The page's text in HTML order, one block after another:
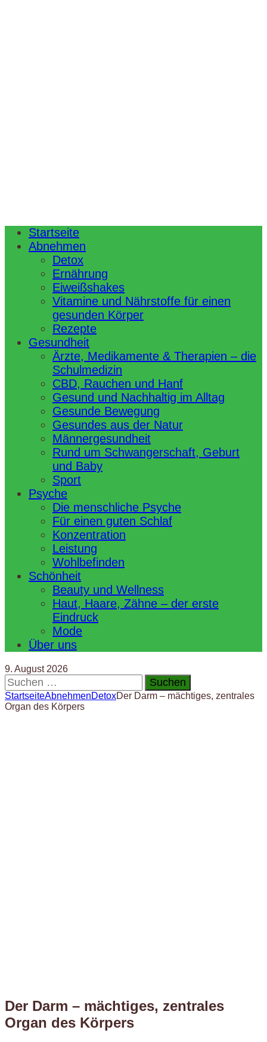
Startseite
Abnehmen
Detox
Ernährung
Eiweißshakes
Vitamine und Nährstoffe für einen
gesunden Körper
Rezepte
Gesundheit
Ärzte, Medikamente & Therapien – die
Schulmedizin
CBD, Rauchen und Hanf
Gesund und Nachhaltig im Alltag
Gesunde Bewegung
Gesundes aus der Natur
Männergesundheit
Rund um Schwangerschaft, Geburt
und Baby
Sport
Psyche
Die menschliche Psyche
Für einen guten Schlaf
Konzentration
Leistung
Wohlbefinden
Schönheit
Beauty und Wellness
Haut, Haare, Zähne – der erste
Eindruck
Mode
Über uns
9. August 2026
Suchen
nach:
StartseiteAbnehmenDetoxDer Darm – mächtiges, zentrales
Organ des Körpers
Der Darm – mächtiges, zentrales
Organ des Körpers